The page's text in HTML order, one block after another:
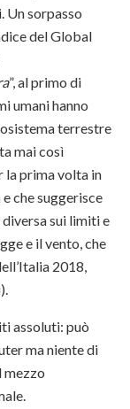
Un sorpasso
del Global
”, al primo di
umani hanno
terrestre
mai così
la prima volta in
che suggerisce
sui limiti e
e il vento, che
2018,
assoluti: può
ma niente di
mezzo